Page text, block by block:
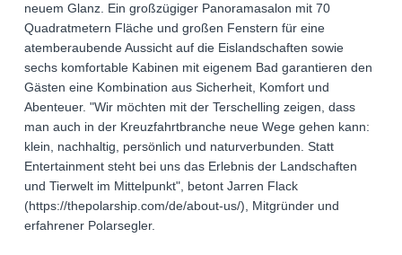
neuem Glanz. Ein großzügiger Panoramasalon mit 70
Quadratmetern Fläche und großen Fenstern für eine
atemberaubende Aussicht auf die Eislandschaften sowie
sechs komfortable Kabinen mit eigenem Bad garantieren den
Gästen eine Kombination aus Sicherheit, Komfort und
Abenteuer. "Wir möchten mit der Terschelling zeigen, dass
man auch in der Kreuzfahrtbranche neue Wege gehen kann:
klein, nachhaltig, persönlich und naturverbunden. Statt
Entertainment steht bei uns das Erlebnis der Landschaften
und Tierwelt im Mittelpunkt", betont Jarren Flack
(https://thepolarship.com/de/about-us/), Mitgründer und
erfahrener Polarsegler.